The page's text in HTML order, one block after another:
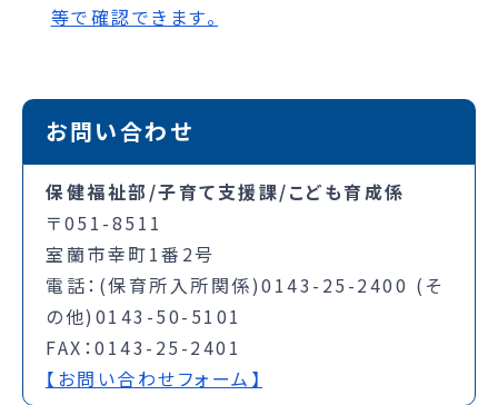
等で確認できます。
お問い合わせ
保健福祉部/子育て支援課/こども育成係
〒051-8511
室蘭市幸町1番2号
電話：(保育所入所関係)0143-25-2400 (そ
の他)0143-50-5101
FAX：0143-25-2401
【お問い合わせフォーム】